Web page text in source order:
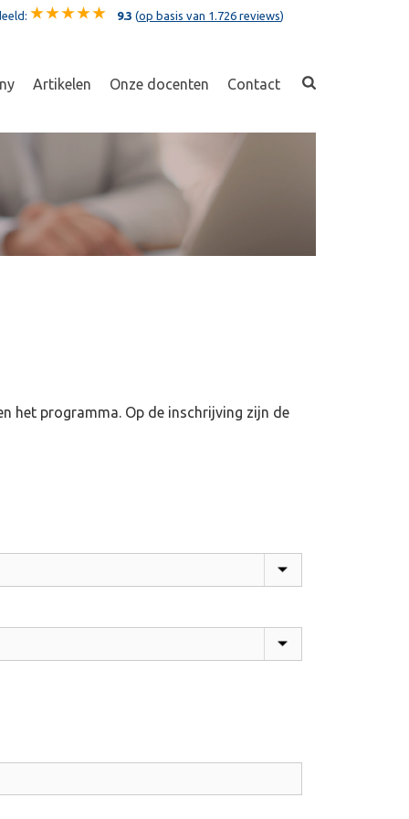
9.3 (op basis van 1.726 reviews)
Artikelen Onze docenten Contact
het programma. Op de inschrijving zijn de